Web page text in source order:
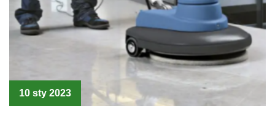
10 sty 2023